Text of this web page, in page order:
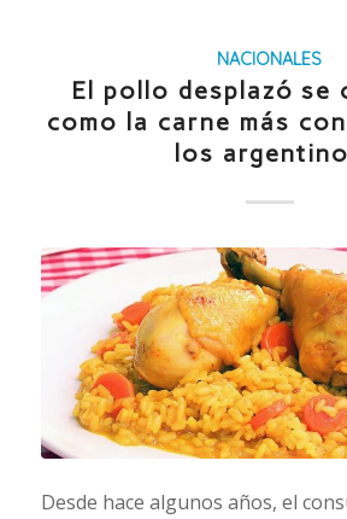
NACIONALES
El pollo desplazó se
como la carne más
los
Desde hace algunos años, el